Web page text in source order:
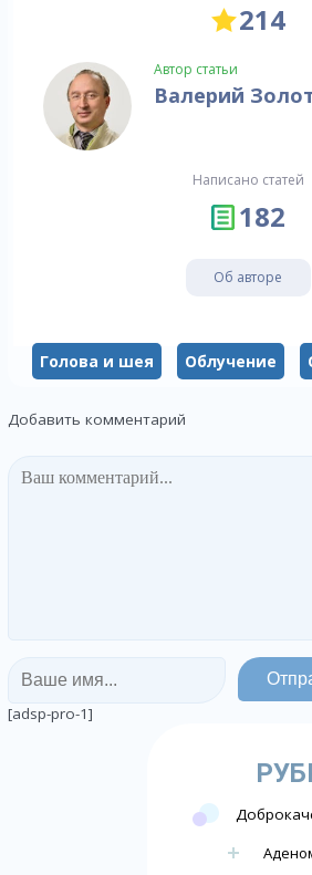
214
Автор статьи
Валерий
Написано статей
182
Об авторе
Голова и шея Облучение
Добавить комментарий
[adsp-pro-1]